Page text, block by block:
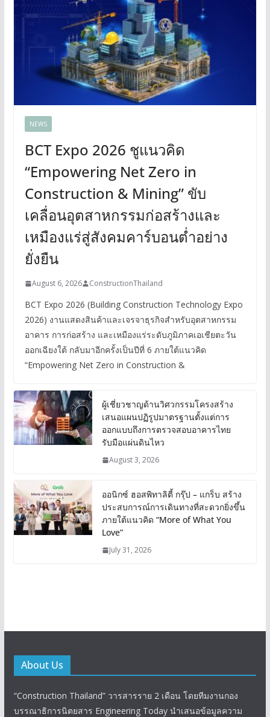
NEWS
BCT Expo 2026 ชูแนวคิด
“Empowering Net Zero in
Construction & Mining” ขับ
เคลื่อนอุตสาหกรรมก่อสร้างและ
เหมืองแร่สู่สังคมคาร์บอนต่ำอย่าง
ยั่งยืน
August 6, 2026 ConstructionThailand
BCT Expo 2026 (Building Construction Technology Expo
2026) งานแสดงสินค้าและเจรจาธุรกิจสำหรับอุตสาหกรรม
อาคาร การก่อสร้าง และเหมืองแร่ระดับภูมิภาคเอเชียตะวัน
ออกเฉียงใต้ กลับมาอีกครั้งเป็นปีที่ 6 ภายใต้แนวคิด
“Empowering Net Zero in Construction &
ผู้เชี่ยวชาญด้านวิศวกรรมโครงสร้าง
เสนอแผนปฏิรูปมาตรฐานตั้งแต่การ
ออกแบบถึงการตรวจสอบอาคารไทย
รับมือแผ่นดินไหว
August 3, 2026
ออนิกซ์ ฮอสพิทาลิตี้ กรุ๊ป – แกร็บ สร้าง
ประสบการณ์การเดินทางที่สะดวกยิ่งขึ้น
ภายใต้แนวคิด “More of What You
Love”
July 31, 2026
About Us
“Construction Thailand” วารสารราย 2 เดือน โดยทีมงานกอง
บรรณาธิการนิตยสาร Engineering Today นำเสนอข้อมูลความ